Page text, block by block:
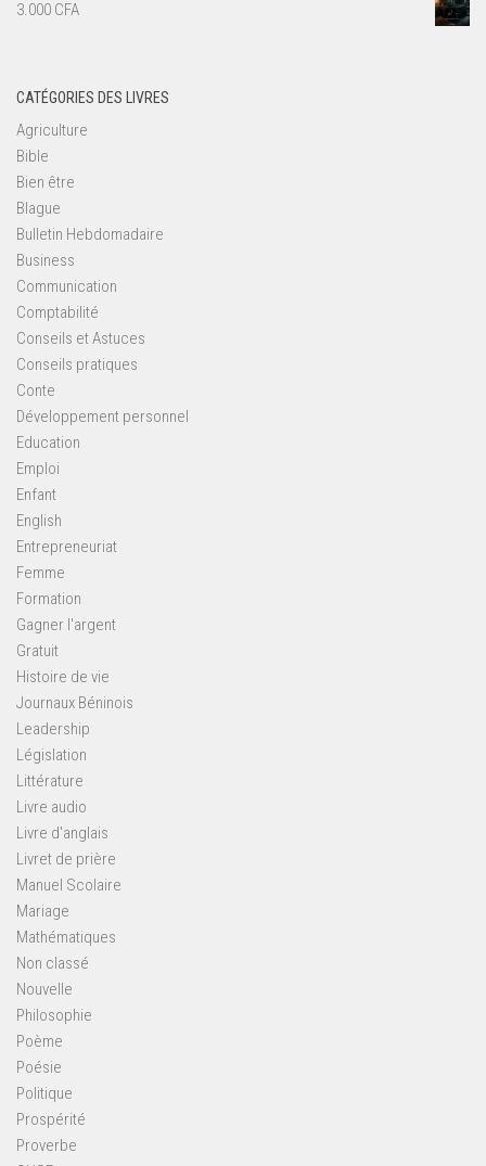
3.000 CFA
CATÉGORIES DES LIVRES
Agriculture
Bible
Bien être
Blague
Bulletin Hebdomadaire
Business
Communication
Comptabilité
Conseils et Astuces
Conseils pratiques
Conte
Développement personnel
Education
Emploi
Enfant
English
Entrepreneuriat
Femme
Formation
Gagner l'argent
Gratuit
Histoire de vie
Journaux Béninois
Leadership
Législation
Littérature
Livre audio
Livre d'anglais
Livret de prière
Manuel Scolaire
Mariage
Mathématiques
Non classé
Nouvelle
Philosophie
Poème
Poésie
Politique
Prospérité
Proverbe